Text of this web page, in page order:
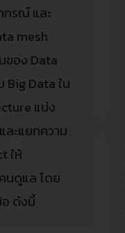
กรณ์ และ
mesh
ของ Data
Big Data ใน
แบ่ง
ะแยกความ
ให้
นดูแล โดย
อ ดังนี้